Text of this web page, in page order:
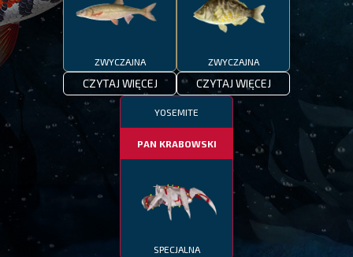
ZWYCZAJNA
CZYTAJ WIĘCEJ
ZWYCZAJNA
CZYTAJ WIĘCEJ
YOSEMITE
PAN KRABOWSKI
SPECJALNA